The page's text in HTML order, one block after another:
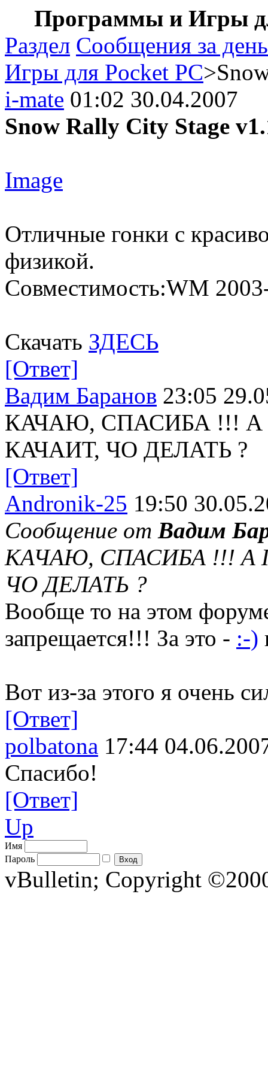
Программы и Игры
Раздел Сообщения за день
Игры для Pocket PC
i-mate 01:02 30.04.2007
Snow Rally City Stage
Image
Отличные гонки с
физикой.
Совместимость:WM
Скачать ЗДЕСЬ
[Ответ]
Вадим Баранов 23:05
КАЧАЮ, СПАСИБА !!!
КАЧАИТ, ЧО ДЕЛАТЬ ?
[Ответ]
Andronik-25 19:50
Сообщение от Вадим
КАЧАЮ, СПАСИБА !!! А
ЧО ДЕЛАТЬ ?
Вообще то на этом
запрещается!!! За это - :-)
Вот из-за этого я очень
[Ответ]
polbatona 17:44
Спасибо!
[Ответ]
Up
Имя
Пароль
vBulletin; Copyright